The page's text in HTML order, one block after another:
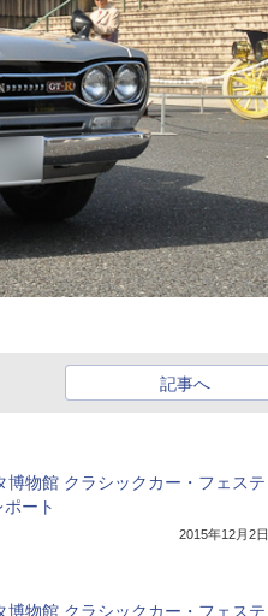
記事へ
博物館 クラシックカー・フェステ
ート
2015年12月2日
博物館 クラシックカー・フェステ